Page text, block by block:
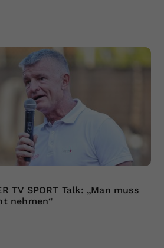
TV SPORT Talk: „Man muss
nehmen“